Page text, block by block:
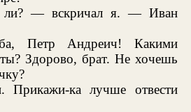
— вскричал я. — Иван
Петр Андреич! Какими
Здорово, брат. Не хочешь
Прикажи-ка лучше отвести